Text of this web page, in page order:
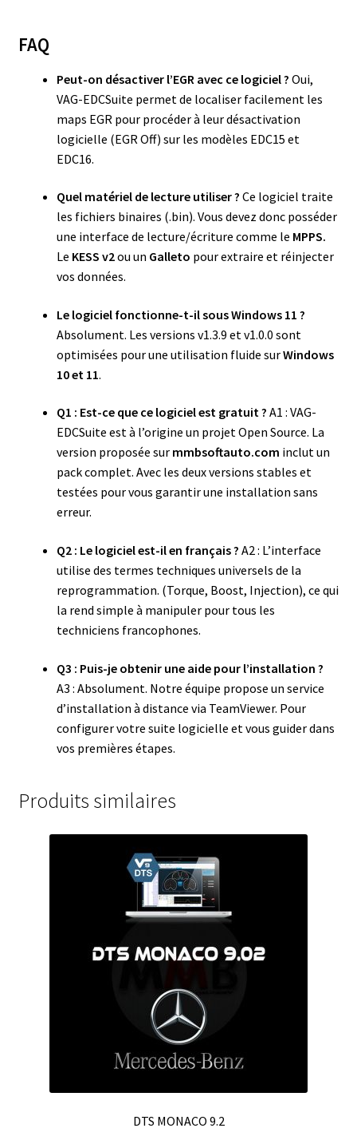
FAQ
Peut-on désactiver l’EGR avec ce logiciel ? Oui,
VAG-EDCSuite permet de localiser facilement les
maps EGR pour procéder à leur désactivation
logicielle (EGR Off) sur les modèles EDC15 et
EDC16.
Quel matériel de lecture utiliser ? Ce logiciel traite
les fichiers binaires (.bin). Vous devez donc posséder
une interface de lecture/écriture comme le MPPS.
Le KESS v2ou un Galleto pour extraire et réinjecter
vos données.
Le logiciel fonctionne-t-il sous Windows 11 ?
Absolument. Les versions v1.3.9 et v1.0.0 sont
optimisées pour une utilisation fluide surWindows
10 et 11.
Q1 : Est-ce que ce logiciel est gratuit ? A1 : VAG-
EDCSuite est à l’origine un projet Open Source. La
version proposée sur mmbsoftauto.com inclut un
pack complet. Avec les deux versions stables et
testées pour vous garantir une installation sans
erreur.
Q2 : Le logiciel est-il en français ? A2 : L’interface
utilise des termes techniques universels de la
reprogrammation. (Torque, Boost, Injection), ce qui
la rend simple à manipuler pour tous les
techniciens francophones.
Q3 : Puis-je obtenir une aide pour l’installation ?
A3 : Absolument. Notre équipe propose un service
d’installation à distance via TeamViewer. Pour
configurer votre suite logicielle et vous guider dans
vos premières étapes.
Produits similaires
DTS MONACO 9.2